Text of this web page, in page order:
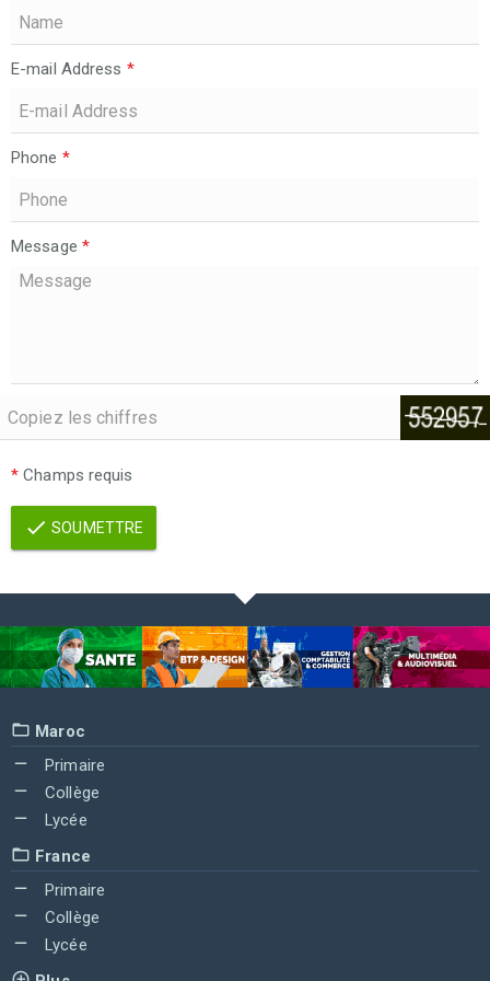
E-mail Address *
Phone *
Message *
* Champs requis
SOUMETTRE
Maroc
Primaire
Collège
Lycée
France
Primaire
Collège
Lycée